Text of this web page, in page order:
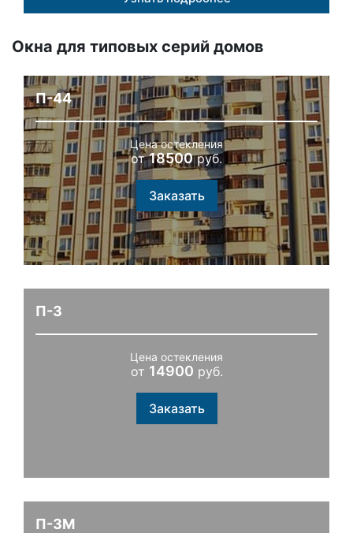
Окна для типовых серий домов
П-44
Цена остекления
от18500руб.
Заказать
П-3
Цена остекления
от 14900 руб.
Заказать
П-3М